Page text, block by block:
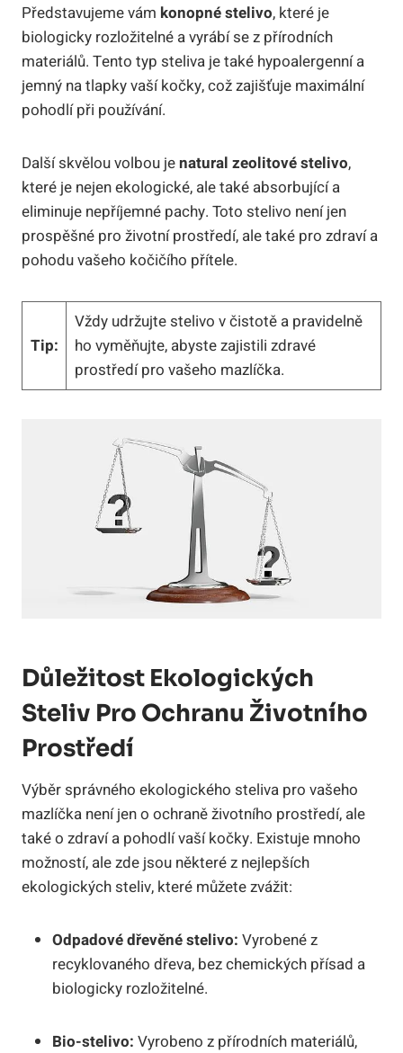
Představujeme vám konopné stelivo, které je
biologicky rozložitelné a vyrábí se z přírodních
materiálů. Tento typ steliva je také hypoalergenní a
jemný na tlapky vaší kočky, což zajišťuje maximální
pohodlí při používání.
Další skvělou volbou jenatural zeolitové stelivo,
které je nejen ekologické, ale také absorbující a
eliminuje nepříjemné pachy. Toto stelivo není jen
prospěšné pro životní prostředí, ale také pro zdraví a
pohodu vašeho kočičího přítele.
Tip:
Vždy udržujte stelivo v čistotě a pravidelně
ho vyměňujte, abyste zajistili zdravé
prostředí pro vašeho mazlíčka.
Důležitost Ekologických
Steliv Pro Ochranu Životního
Prostředí
Výběr správného ekologického steliva pro vašeho
mazlíčka není jen o ochraně životního prostředí, ale
také o zdraví a pohodlí vaší kočky. Existuje mnoho
možností, ale zde jsou některé z nejlepších
ekologických steliv, které můžete zvážit:
Odpadové dřevěné stelivo: Vyrobené z
recyklovaného dřeva, bez chemických přísad a
biologicky rozložitelné.
Bio-stelivo: Vyrobeno z přírodních materiálů,